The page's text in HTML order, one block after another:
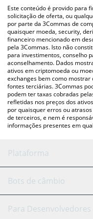
acima para verificar o
moedas fiat e
Este conteúdo é provido para
solicitação de oferta, ou
por parte da 3Commas de
quaisquer moeda, security,
financeiro mencionado em
pela 3Commas. Isto não
para investimentos, conselho
aconselhamento. Dados
ativos em criptomoeda ou
exchanges bem como
fontes terciárias. 3Commas
podem ter taxas cobradas
refletidas nos preços dos
por quaisquer erros ou
de terceiros, e nem é
informações presentes em
Plataforma
Bot GRID
Bots de câmbio
Binance
Para Desenvolvedores